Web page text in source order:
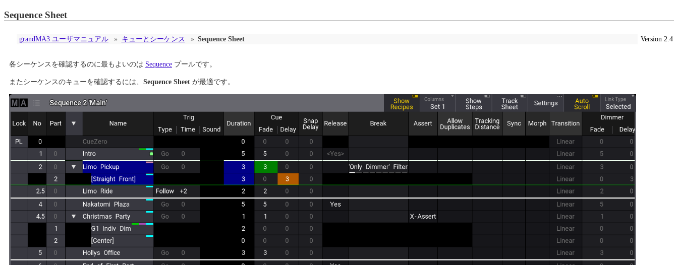
Sequence Sheet
grandMA3 ユーザマニュアル » キューとシーケンス » Sequence Sheet Version 2.4
各シーケンスを確認するのに最もよいのは Sequence プールです。
またシーケンスのキューを確認するには、 Sequence Sheet が最適です。